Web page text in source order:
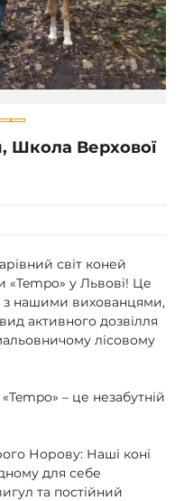
Школа Верхової
світ коней
«Tempo» у Львові! Це
з нашими вихованцями,
активного дозвілля
лісовому
– це незабутній
Норову: Наші коні
для себе
та постійний